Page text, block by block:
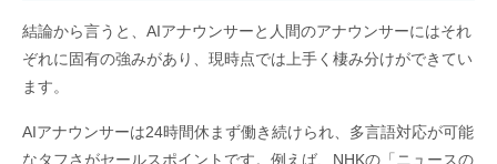
結論から言うと、AIアナウンサーと人間のアナウンサーにはそれ
ぞれに固有の強みがあり、現時点では上手く棲み分けができてい
ます。
AIアナウンサーは24時間休まず働き続けられ、多言語対応が可能
なタフさがセールスポイントです。例えば、NHKの「ニュースの